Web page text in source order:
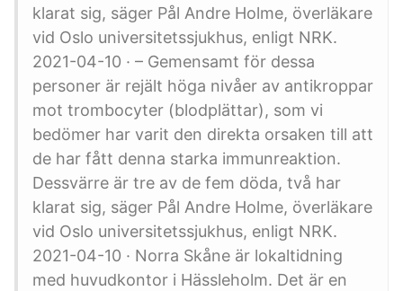
klarat sig, säger Pål Andre Holme, överläkare
vid Oslo universitetssjukhus, enligt NRK.
2021-04-10 · – Gemensamt för dessa
personer är rejält höga nivåer av antikroppar
mot trombocyter (blodplättar), som vi
bedömer har varit den direkta orsaken till att
de har fått denna starka immunreaktion.
Dessvärre är tre av de fem döda, två har
klarat sig, säger Pål Andre Holme, överläkare
vid Oslo universitetssjukhus, enligt NRK.
2021-04-10 · Norra Skåne är lokaltidning
med huvudkontor i Hässleholm. Det är en